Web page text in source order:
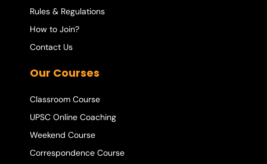
Rules & Regulations
How to Join?
Contact Us
Our Courses
Classroom Course
UPSC Online Coaching
Weekend Course
Correspondence Course